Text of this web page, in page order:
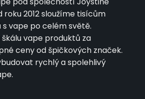
roku 2012 sloužíme tisícům
vape po celém světě.
vape produktů za
ceny od špičkových značek.
rychlý a spolehlivý